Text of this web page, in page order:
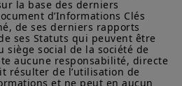
BCE de maintenir une
quo. La croissance
devrait rester stable :
puis repartir à 1,1 %
et les avoir acceptées.
votre intérêt, de les lire
la base des derniers
d’Informations Clés
de ses derniers rapports
ses Statuts qui peuvent être
social de la société de
aucune responsabilité, directe
résulter de l’utilisation de
et ne peut en aucun